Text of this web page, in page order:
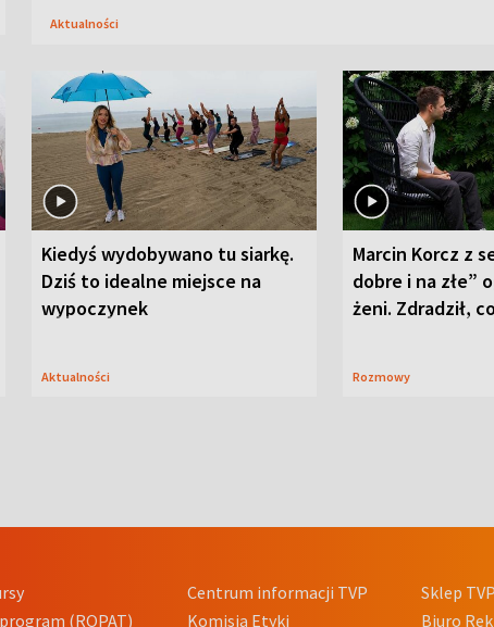
Aktualności
Kiedyś wydobywano tu siarkę.
Dziś to idealne miejsce na
wypoczynek
Aktualności
Marcin Korcz z
dobre i na złe”
żeni. Zdradził,
Rozmowy
(ROPAT)
Centrum informacji TVP
Komisja Etyki
Sklep TVP
Biuro